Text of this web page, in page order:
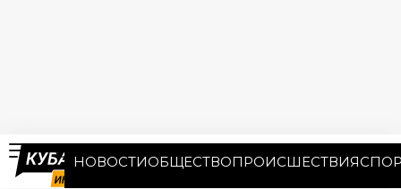
НОВОСТИОБЩЕСТВОПРОИСШЕСТВИЯ